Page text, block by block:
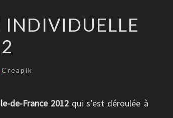
INDIVIDUELLE
Creapik
de-France 2012 qui s’est déroulée à